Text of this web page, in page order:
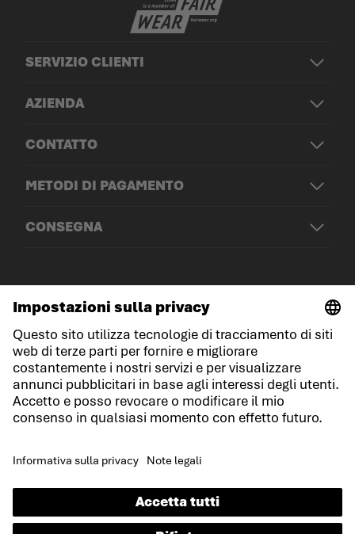
SERVIZIO CLIENTI
AZIENDA
CONTATTO
METODI DI PAGAMENTO
CONSEGNA
© LOWA Sportschuhe GmbH
Note legali
Protezione dei dati
Cookies
Condizioni di gara
Dichiarazione sull'accessibilità